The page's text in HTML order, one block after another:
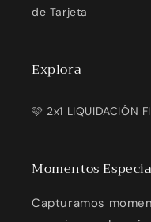
de Tarjeta
Explora
🩷 2x1 LIQUIDACIÓN
Momentos
Capturamos